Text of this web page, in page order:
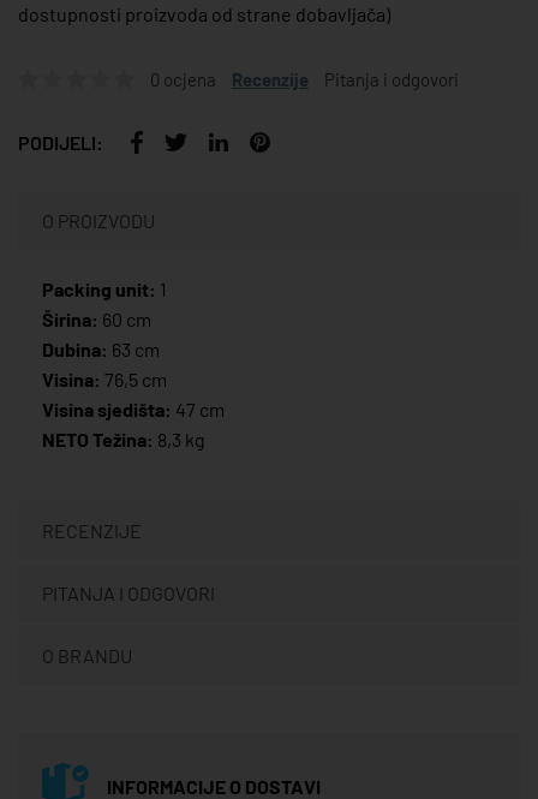
dostupnosti proizvoda od strane dobavljača)
0 ocjena Recenzije Pitanja i odgovori
PODIJELI:
O PROIZVODU
Packing unit: 1
Širina: 60 cm
Dubina: 63 cm
Visina: 76,5 cm
Visina sjedišta: 47 cm
NETO Težina: 8,3 kg
RECENZIJE
PITANJA I ODGOVORI
O BRANDU
INFORMACIJE O DOSTAVI